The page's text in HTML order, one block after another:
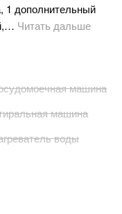
1 дополнительный
Читать дальше
машина
машина
воды